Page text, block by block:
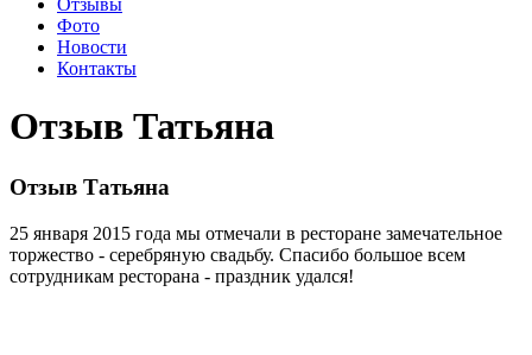
Отзывы
Фото
Новости
Контакты
Отзыв Татьяна
Отзыв Татьяна
25 января 2015 года мы отмечали в ресторане замечательное
торжество - серебряную свадьбу. Спасибо большое всем
сотрудникам ресторана - праздник удался!